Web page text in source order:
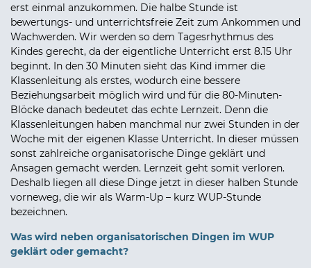
erst einmal anzukommen. Die halbe Stunde ist
bewertungs- und unterrichtsfreie Zeit zum Ankommen und
Wachwerden. Wir werden so dem Tagesrhythmus des
Kindes gerecht, da der eigentliche Unterricht erst 8.15 Uhr
beginnt. In den 30 Minuten sieht das Kind immer die
Klassenleitung als erstes, wodurch eine bessere
Beziehungsarbeit möglich wird und für die 80-Minuten-
Blöcke danach bedeutet das echte Lernzeit. Denn die
Klassenleitungen haben manchmal nur zwei Stunden in der
Woche mit der eigenen Klasse Unterricht. In dieser müssen
sonst zahlreiche organisatorische Dinge geklärt und
Ansagen gemacht werden. Lernzeit geht somit verloren.
Deshalb liegen all diese Dinge jetzt in dieser halben Stunde
vorneweg, die wir als Warm-Up – kurz WUP-Stunde
bezeichnen.
Was wird neben organisatorischen Dingen im WUP
geklärt oder gemacht?